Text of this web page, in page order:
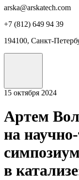
arska@arskatech.com
+7 (812) 649 94 39
194100, Санкт-
15 октября 2024
Артем
на
в